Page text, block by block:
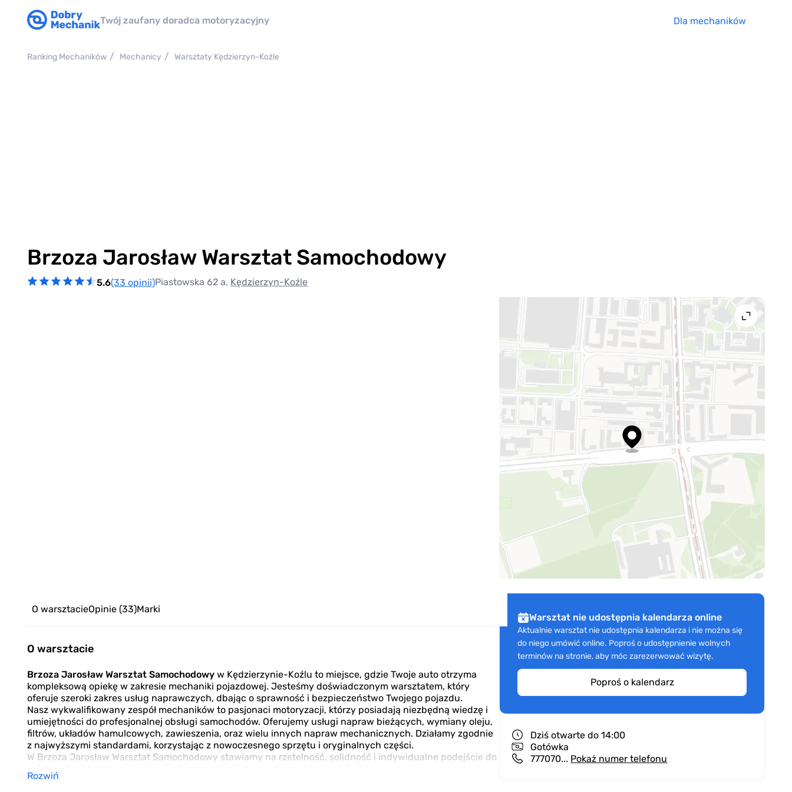
Twój zaufany doradca motoryzacyjny Dla mechaników
Ranking Mechaników Mechanicy Warsztaty Kędzierzyn-Koźle
Brzoza Jarosław Warsztat Samochodowy
5.6(33 opinii)Piastowska 62 a, Kędzierzyn-Koźle
O warsztacieOpinie (33)Marki
O warsztacie
Brzoza Jarosław Warsztat Samochodowy w Kędzierzynie-Koźlu to miejsce, gdzie Twoje auto otrzyma
kompleksową opiekę w zakresie mechaniki pojazdowej. Jesteśmy doświadczonym warsztatem, który
oferuje szeroki zakres usług naprawczych, dbając o sprawność i bezpieczeństwo Twojego pojazdu.
Nasz wykwalifikowany zespół mechaników to pasjonaci motoryzacji, którzy posiadają niezbędną wiedzę i
umiejętności do profesjonalnej obsługi samochodów. Oferujemy usługi napraw bieżących, wymiany oleju,
filtrów, układów hamulcowych, zawieszenia, oraz wielu innych napraw mechanicznych. Działamy zgodnie
z najwyższymi standardami, korzystając z nowoczesnego sprzętu i oryginalnych części.
W Brzoza Jarosław Warsztat Samochodowy stawiamy na rzetelność, solidność i indywidualne podejście do
satysfakcji z usług. Dzięki naszemu zaangażowaniu i profesjonalizmowi, możesz mieć pewność, że Twój
Rozwiń
Warsztat nie udostępnia kalendarza online
Aktualnie warsztat nie udostępnia kalendarza i nie można się
do niego umówić online. Poproś o udostępnienie wolnych
terminów na stronie, aby móc zarezerwować wizytę.
Poproś o kalendarz
Dziś otwarte do 14:00
Gotówka
777070... Pokaż numer telefonu